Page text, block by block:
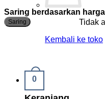
Tidak
Kembali ke toko
0
Saring berdasarkan harga
Saring